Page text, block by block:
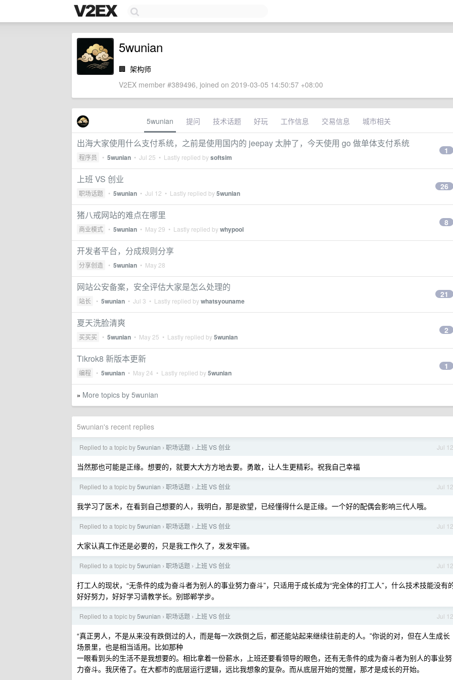
5wunian
🏢 架构师
V2EX member #389496, joined on 2019-03-05 14:50:57 +08:00
5wunian 提问 技术话题 好玩 工作信息 交易信息 城市相关
出海大家使用什么支付系统，之前是使用国内的 jeepay 太肿了，今天使用 go 做单体支付系统
程序员 • 5wunian • Jul 25 • Lastly replied bysoftsim
1
上班 VS 创业
职场话题 • 5wunian • Jul 12 • Lastly replied by5wunian
26
猪八戒网站的难点在哪里
商业模式 • 5wunian • May 29 • Lastly replied bywhypool
8
开发者平台，分成规则分享
分享创造 • 5wunian • May 28
网站公安备案，安全评估大家是怎么处理的
站长 • 5wunian • Jul 3 • Lastly replied bywhatsyouname
21
夏天洗脸清爽
买买买 • 5wunian • May 25 • Lastly replied by5wunian
2
Tikrok8 新版本更新
编程 • 5wunian • May 24 • Lastly replied by5wunian
1
» More topics by 5wunian
5wunian's recent replies
Jul 12
Replied to a topic by5wunian › 职场话题 › 上班 VS 创业
当然那也可能是正缘。想要的，就要大大方方地去要。勇敢，让人生更精彩。祝我自己幸福
Jul 12
Replied to a topic by5wunian › 职场话题 › 上班 VS 创业
我学习了医术，在看到自己想要的人，我明白，那是欲望，已经懂得什么是正缘。一个好的配偶会影响三代人哦。
Jul 12
Replied to a topic by5wunian › 职场话题 › 上班 VS 创业
大家认真工作还是必要的，只是我工作久了，发发牢骚。
Jul 12
Replied to a topic by5wunian › 职场话题 › 上班 VS 创业
打工人的现状，“无条件的成为奋斗者为别人的事业努力奋斗”，只适用于成长成为“完全体的打工人”，什么技术技能没有
好好努力，好好学习请教学长。别邯郸学步。
Jul 12
Replied to a topic by5wunian › 职场话题 › 上班 VS 创业
“真正男人，不是从来没有跌倒过的人，而是每一次跌倒之后，都还能站起来继续往前走的人。”你说的对，但在人生成长
场景里，也是相当适用。比如那种
一眼看到头的生活不是我想要的。相比拿着一份薪水，上班还要看领导的眼色，还有无条件的成为奋斗者为别人的事业努
力奋斗。我厌倦了。在大都市的底层运行逻辑，远比我想象的复杂。而从底层开始的觉醒，那才是成长的开始。